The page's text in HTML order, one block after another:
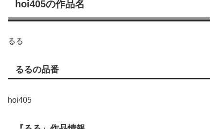
hoi405の作品名
るる
るるの品番
hoi405